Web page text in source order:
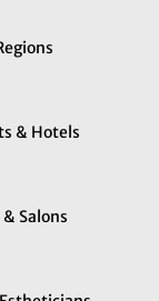
& Hotels
Salons